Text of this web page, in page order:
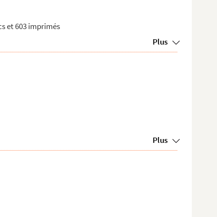
et 603 imprimés
Plus
Plus